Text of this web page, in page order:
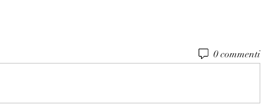
0 commenti